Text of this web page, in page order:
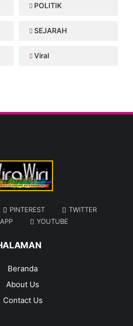
POLITIK
SEJARAH
Viral
PINTEREST
TWITTER
YOUTUBE
Beranda
About Us
Contact Us